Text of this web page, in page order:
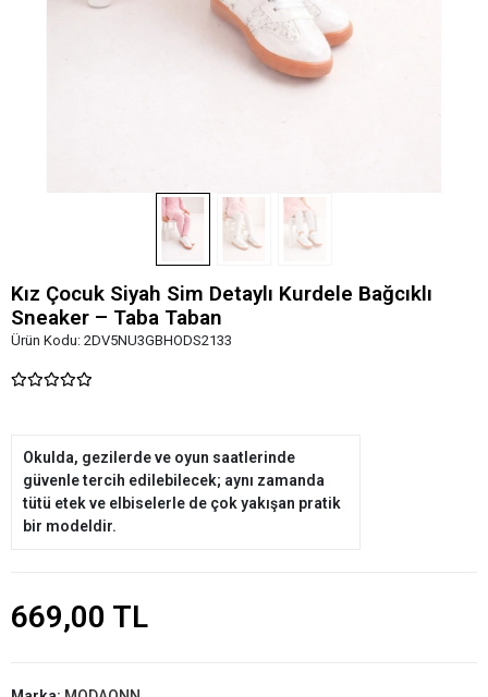
Kız Çocuk Siyah Sim Detaylı Kurdele Bağcıklı
Sneaker – Taba Taban
Ürün Kodu: 2DV5NU3GBHODS2133
Okulda, gezilerde ve oyun saatlerinde
güvenle tercih edilebilecek; aynı zamanda
tütü etek ve elbiselerle de çok yakışan pratik
bir modeldir.
669,00 TL